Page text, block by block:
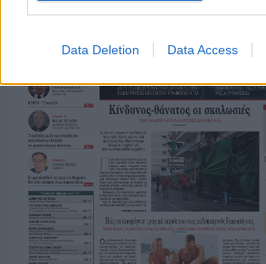
Data Deletion Data Access